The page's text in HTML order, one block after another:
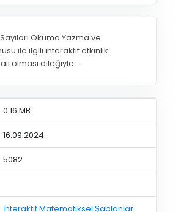
Okuma Yazma ve
ile ilgili interaktif etkinlik
olması dileğiyle...
0.16 MB
16.09.2024
5082
İnteraktif Matematiksel Şablonlar